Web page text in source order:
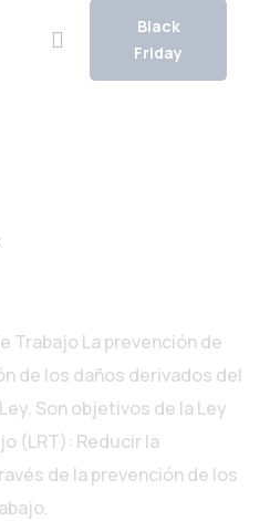
Black
Friday
Trabajo La prevención de
de los daños derivados del
Son objetivos de la Ley
(LRT): Reducir la
de la prevención de los